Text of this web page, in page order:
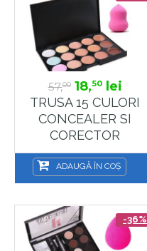
57,00 18,50lei
TRUSA 15 CULORI
CONCEALER SI
CORECTOR
FRAULEIN38 3D
RADIANCE +
APLICATOR
Concealer PARA
ADAUGĂ ÎN COȘ
-36%